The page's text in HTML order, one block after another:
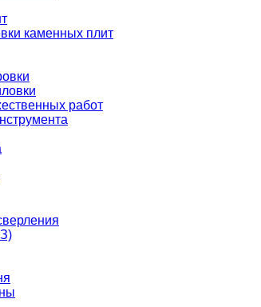
каменных плит
работ